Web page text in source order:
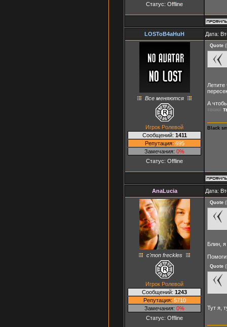
Статус: Offline
LOSToB4aHuH Дата:
Все меняются
Игрок Ролевой
Сообщений: 1411
Репутация: 695
Замечания: 0%
Статус: Offline
Quote (
А
твою!
Black
AnaLucia Дата:
c'mon freckles
Игрок Ролевой
Сообщений: 1243
Репутация: 5710
Замечания: 0%
Статус: Offline
Quote (
Блин,
Quote (
Тут я,